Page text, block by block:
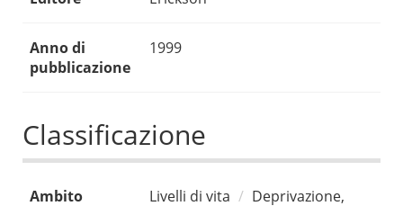
Anno di
pubblicazione
1999
Classificazione
Ambito
Livelli di vita
Deprivazione,